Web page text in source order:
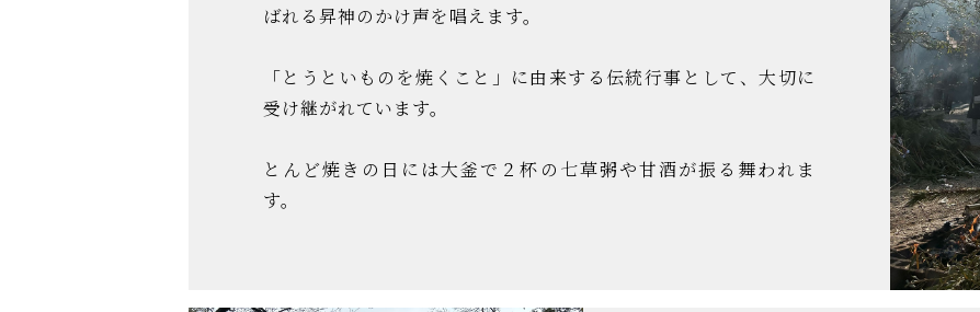
ばれる昇神のかけ声を唱えます。
「とうといものを焼くこと」に由来する伝統行事として、大切に
受け継がれています。
とんど焼きの日には大釜で２杯の七草粥や甘酒が振る舞われま
す。